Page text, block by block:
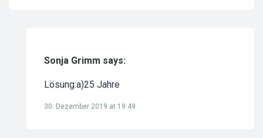
Sonja Grimm says:
Lösung:a)25 Jahre
30. Dezember 2019 at 19:49